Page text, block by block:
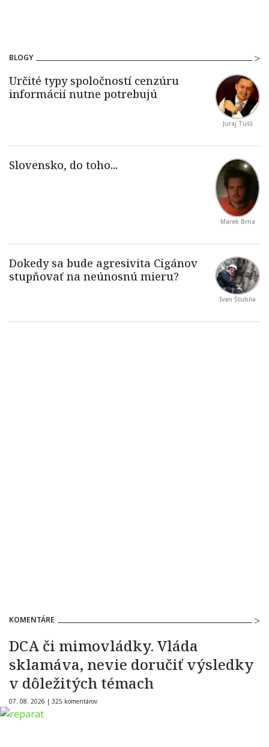
BLOGY
Juraj Tušš
Marek Brna
Ivan Štubňa
KOMENTÁRE
DCA či mimovládky. Vláda
sklamáva, nevie doručiť výsledky
v dôležitých témach
07. 08. 2026 | 325 komentárov